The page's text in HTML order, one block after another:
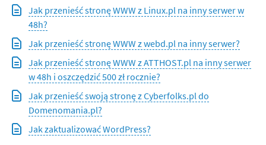
Jak przenieść stronę WWW z Linux.pl na inny serwer w
48h?
Jak przenieść stronę WWW z webd.pl na inny serwer?
Jak przenieść stronę WWW z ATTHOST.pl na inny serwer
w 48h i oszczędzić 500 zł rocznie?
Jak przenieść swoją stronę z Cyberfolks.pl do
Domenomania.pl?
Jak zaktualizować WordPress?